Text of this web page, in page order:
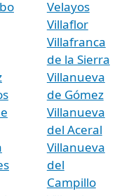
Velayos
Villaflor
Villafranca
de la Sierra
Villanueva
de Gómez
Villanueva
del Aceral
Villanueva
del
Campillo